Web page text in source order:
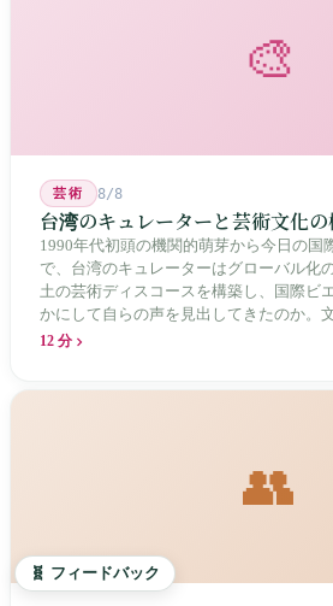
🎨
芸術 8/8
台湾のキュレーターと芸術文化
1990年代初頭の機関的萌芽から今日の国
で、台湾のキュレーターはグローバル化
土の芸術ディスコースを構築し、国際ビ
かにして自らの声を見出してきたのか。
と専門的制度の30年にわたる進化の歴史。
12 分
👥
🧬 フィードバック